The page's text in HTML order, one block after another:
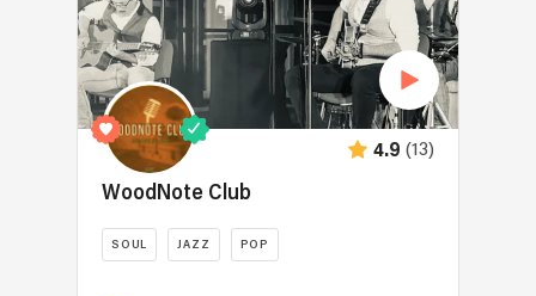
4.9 (13)
WoodNote Club
SOUL JAZZ POP